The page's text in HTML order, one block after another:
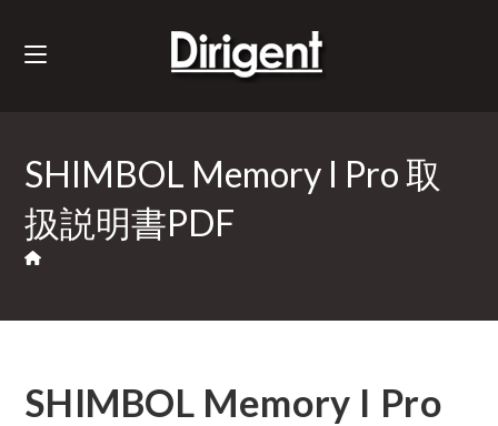
SHIMBOL Memory I Pro 取
扱説明書PDF
SHIMBOL Memory I Pro